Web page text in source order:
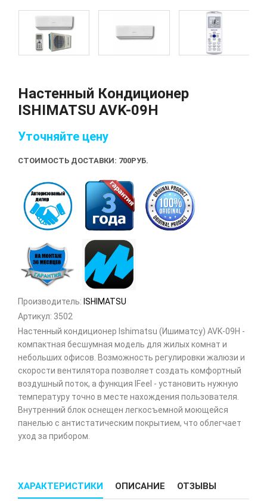
Настенный Кондиционер
ISHIMATSU AVK-09H
Уточняйте цену
СТОИМОСТЬ ДОСТАВКИ: 700РУБ.
Производитель: ISHIMATSU
Артикул: 3502
Настенный кондиционер Ishimatsu (Ишиматсу) AVK-09H -
компактная бесшумная модель для жилых комнат и
небольших офисов. Возможность регулировки жалюзи и
скорости вентилятора позволяет создать комфортный
воздушный поток, а функция IFeel - установить нужную
температуру точно в месте нахождения пользователя.
Внутренний блок оснещен легкосъемной моющейся
панелью с антистатическим покрытием, что облегчает
уход за прибором.
ХАРАКТЕРИСТИКИ ОПИСАНИЕ ОТЗЫВЫ